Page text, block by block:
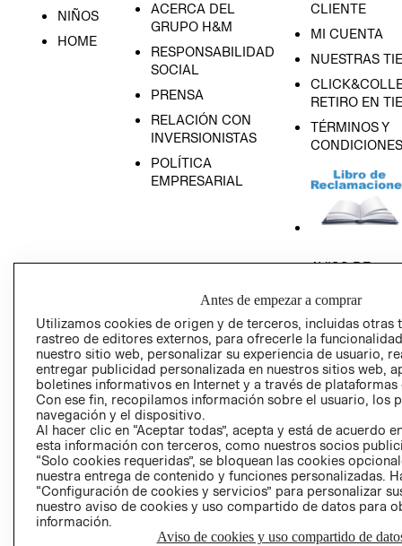
NIÑOS
HOME
ACERCA DEL
GRUPO H&M
RESPONSABILIDAD
SOCIAL
PRENSA
RELACIÓN CON
INVERSIONISTAS
POLÍTICA
EMPRESARIAL
CLIENTE
MI CUENTA
NUESTRAS
RETIRO EN
TÉRMINOS Y
CONDICIONES
AVISO DE
GIFT CARD
AVISO DE
Perú (S/)
CAMBIAR REGIÓN
Antes de empezar a comprar
Utilizamos cookies de origen y de terceros, incluidas otras
rastreo de editores externos, para ofrecerle la
nuestro sitio web, personalizar su experiencia de usuario,
entregar publicidad personalizada en nuestros sitios web,
boletines informativos en Internet y a través de plataformas
Con ese fin, recopilamos información sobre el usuario, los
navegación y el dispositivo.
Al hacer clic en “Aceptar todas”, acepta y está de acuerdo
esta información con terceros, como nuestros socios
“Solo cookies requeridas”, se bloquean las cookies
nuestra entrega de contenido y funciones personalizadas.
“Configuración de cookies y servicios” para personalizar
nuestro aviso de cookies y uso compartido de datos para
información.
Aviso de cookies y uso compartido de